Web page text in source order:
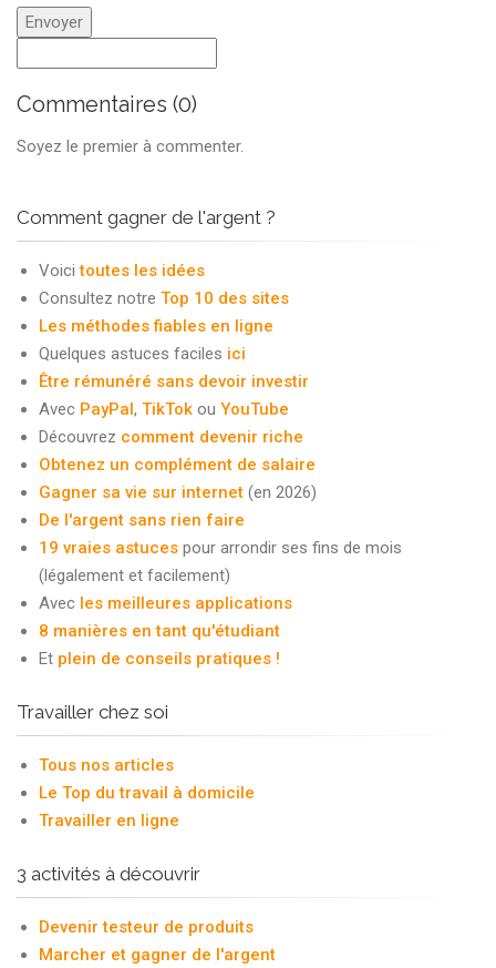
Commentaires (0)
Soyez le premier à commenter.
Comment gagner de l'argent ?
Voicitoutes les idées
Consultez notre Top 10 des sites
Les méthodes fiables en ligne
Quelques astuces faciles ici
Être rémunéré sans devoir investir
Avec PayPal, TikTok ou YouTube
Découvrez comment devenir riche
Obtenez un complément de salaire
Gagner sa vie sur internet (en 2026)
De l'argent sans rien faire
19 vraies astuces pour arrondir ses fins de mois
(légalement et facilement)
Avec les meilleures applications
8 manières en tant qu'étudiant
Et plein de conseils pratiques !
Travailler chez soi
Tous nos articles
Le Top du travail à domicile
Travailler en ligne
3 activités à découvrir
Devenir testeur de produits
Marcher et gagner de l'argent